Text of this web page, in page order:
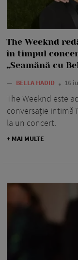
The Weeknd
în timpul
„Seamănă cu
— BELLA HADID 16
The Weeknd este
conversație intimă
la un concert.
+ MAI MULTE